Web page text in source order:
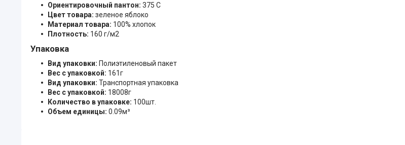
Ориентировочный пантон: 375 C
Цвет товара: зеленое яблоко
Материал товара: 100% хлопок
Плотность: 160 г/м2
Упаковка
Вид упаковки: Полиэтиленовый пакет
Вес с упаковкой: 161г
Вид упаковки: Транспортная упаковка
Вес с упаковкой: 18008г
Количество в упаковке: 100шт.
Объем единицы: 0.09м³